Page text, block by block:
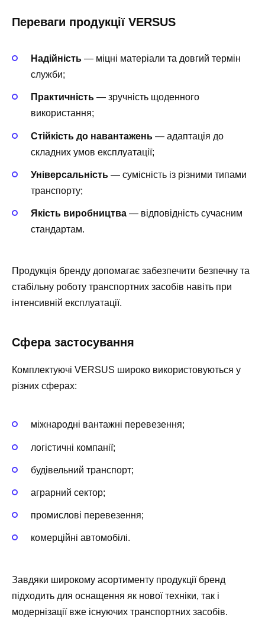
Переваги продукції VERSUS
Надійність — міцні матеріали та довгий термін
служби;
Практичність — зручність щоденного
використання;
Стійкість до навантажень — адаптація до
складних умов експлуатації;
Універсальність — сумісність із різними типами
транспорту;
Якість виробництва — відповідність сучасним
стандартам.
Продукція бренду допомагає забезпечити безпечну та
стабільну роботу транспортних засобів навіть при
інтенсивній експлуатації.
Сфера застосування
Комплектуючі VERSUS широко використовуються у
різних сферах:
міжнародні вантажні перевезення;
логістичні компанії;
будівельний транспорт;
аграрний сектор;
промислові перевезення;
комерційні автомобілі.
Завдяки широкому асортименту продукції бренд
підходить для оснащення як нової техніки, так і
модернізації вже існуючих транспортних засобів.